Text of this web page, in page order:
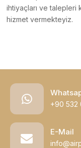
ihtiyaçları ve talepleri
hizmet vermekteyiz.
+90 532
E-Mail